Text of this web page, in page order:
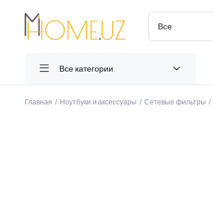
Все категории
Главная Ноутбуки и аксессуары Сетевые фильтры